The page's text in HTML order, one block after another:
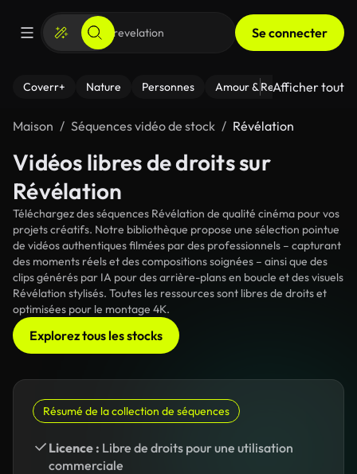
Se connecter
Coverr+ Nature Personnes Amour & Relations Le
Afficher tout
Maison Séquences vidéo de stock Révélation
Vidéos libres de droits sur
Révélation
Téléchargez des séquences Révélation de qualité cinéma pour vos
projets créatifs. Notre bibliothèque propose une sélection pointue
de vidéos authentiques filmées par des professionnels – capturant
des moments réels et des compositions soignées – ainsi que des
clips générés par IA pour des arrière-plans en boucle et des visuels
Révélation stylisés. Toutes les ressources sont libres de droits et
optimisées pour le montage 4K.
Explorez tous les stocks
Résumé de la collection de séquences
Licence : Libre de droits pour une utilisation
commerciale